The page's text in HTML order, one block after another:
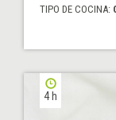
TIPO DE COCINA:
4 h